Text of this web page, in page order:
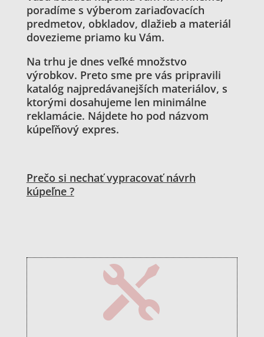
poradíme s výberom zariaďovacích
predmetov, obkladov, dlažieb a materiál
dovezieme priamo ku Vám.
Na trhu je dnes veľké množstvo
výrobkov. Preto sme pre vás pripravili
katalóg najpredávanejších materiálov, s
ktorými dosahujeme len minimálne
reklamácie. Nájdete ho pod názvom
kúpeľňový expres.
Prečo si nechať vypracovať návrh
kúpeľne ?
